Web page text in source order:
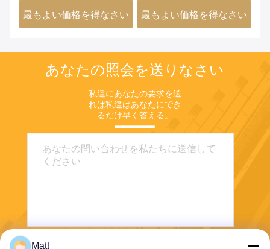
最もよい価格を得なさい 最もよい価格を得なさい
あなたの照会を送りなさい
私達にあなたの要求を送
れば私達はあなたにでき
るだけ早く答える。
Matt